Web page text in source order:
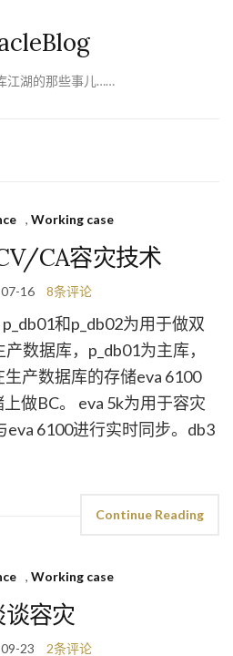
江湖的那些事儿……
, Working case
CA容灾技术
16 8条评论
和p_db02为用于做双
数据库，p_db01为主库，
产数据库的存储eva 6100
上做BC。 eva 5k为用于容灾
eva 6100进行实时同步。db3
Continue Reading
, Working case
谈容灾
23 2条评论